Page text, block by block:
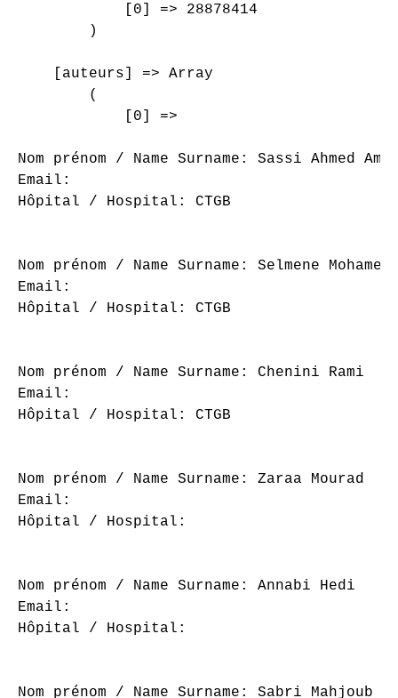
            [0] => 28878414
        )
    [auteurs] => Array
        (
            [0] =>
Nom prénom / Name Surname: Sassi Ahmed
Email:
Hôpital / Hospital: CTGB
Nom prénom / Name Surname: Selmene Mohamed
Email:
Hôpital / Hospital: CTGB
Nom prénom / Name Surname: Chenini Rami
Email:
Hôpital / Hospital: CTGB
Nom prénom / Name Surname: Zaraa Mourad
Email:
Hôpital / Hospital:
Nom prénom / Name Surname: Annabi Hedi
Email:
Hôpital / Hospital:
Nom prénom / Name Surname: Sabri Mahjoub